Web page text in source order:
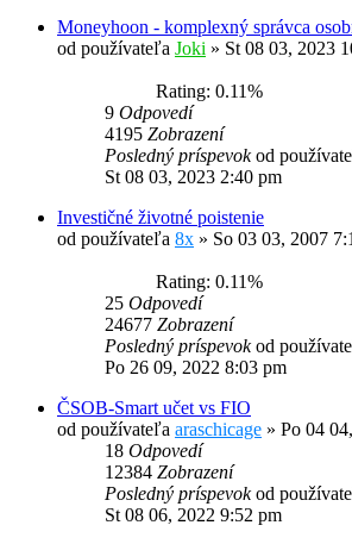
Moneyhoon - komplexný správca
od používateľa Joki » St 08 03, 2023
Rating: 0.11%
9 Odpovedí
4195 Zobrazení
Posledný príspevokod
St 08 03, 2023 2:40 pm
Investičné životné poistenie
od používateľa 8x » So 03 03, 2007
Rating: 0.11%
25 Odpovedí
24677 Zobrazení
Posledný príspevokod
Po 26 09, 2022 8:03 pm
ČSOB-Smart učet vs FIO
od používateľa araschicage » Po 04
18 Odpovedí
12384 Zobrazení
Posledný príspevokod
St 08 06, 2022 9:52 pm